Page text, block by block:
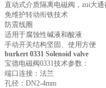
直动式介质隔离电磁阀，zui大通
免维护转动衔铁技术
防震线圈
适用于腐蚀性碱液和酸液
手动开关结构坚固、使用方便
burkert 0331 Solenoid valve
宝德电磁阀0331技术参数：
端口连接：法兰
孔径：DN2-4mm